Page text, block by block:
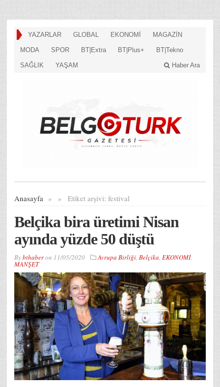
YAZARLAR GLOBAL EKONOMİ MAGAZİN
MODA SPOR BT|Extra BT|Plus+ BT|Tekno
SAĞLIK YAŞAM Haber Ara
Anasayfa » Etiket arşivi:
» festival
Belçika bira üretimi Nisan
ayında yüzde 50 düştü
Bybthaberon 11/05/2020 Avrupa Birliği, Belçika, EKONOMİ,
MANŞET